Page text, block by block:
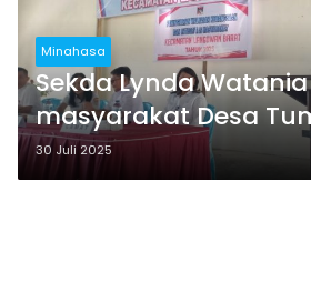
Minahasa
Sekda Lynda
masyarakat Desa
selalu menjunjung
toleransi
30 Juli 2025